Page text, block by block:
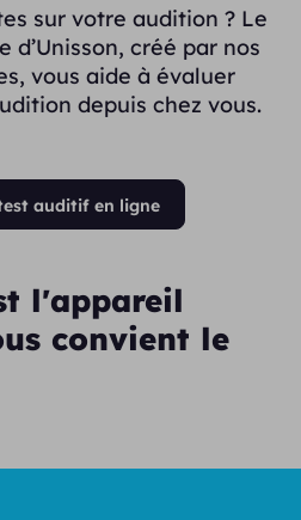
sur votre audition ? Le
créé par nos
vous aide à évaluer
depuis chez vous.
auditif en ligne
l'appareil
convient le